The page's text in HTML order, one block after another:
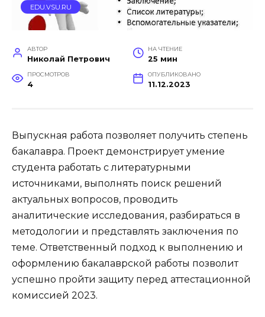
EDU.VSU.RU
АВТОР
Николай Петрович
НА ЧТЕНИЕ
25 мин
ПРОСМОТРОВ
4
ОПУБЛИКОВАНО
11.12.2023
Выпускная работа позволяет получить степень
бакалавра. Проект демонстрирует умение
студента работать с литературными
источниками, выполнять поиск решений
актуальных вопросов, проводить
аналитические исследования, разбираться в
методологии и представлять заключения по
теме. Ответственный подход к выполнению и
оформлению бакалаврской работы позволит
успешно пройти защиту перед аттестационной
комиссией 2023.